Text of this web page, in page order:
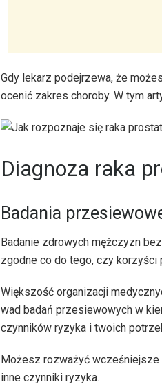
Gdy lekarz podejrzewa, że
ocenić zakres choroby. W tym
Diagnoza raka
Badania
Badanie zdrowych mężczyzn
zgodne co do tego, czy korzyści
Większość organizacji
wad badań przesiewowych w
czynników ryzyka i twoich
Możesz rozważyć
inne czynniki ryzyka.